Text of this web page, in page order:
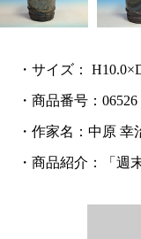
・サイズ：
・商品番号：06526
・作家名：中原 幸
・商品紹介：「週